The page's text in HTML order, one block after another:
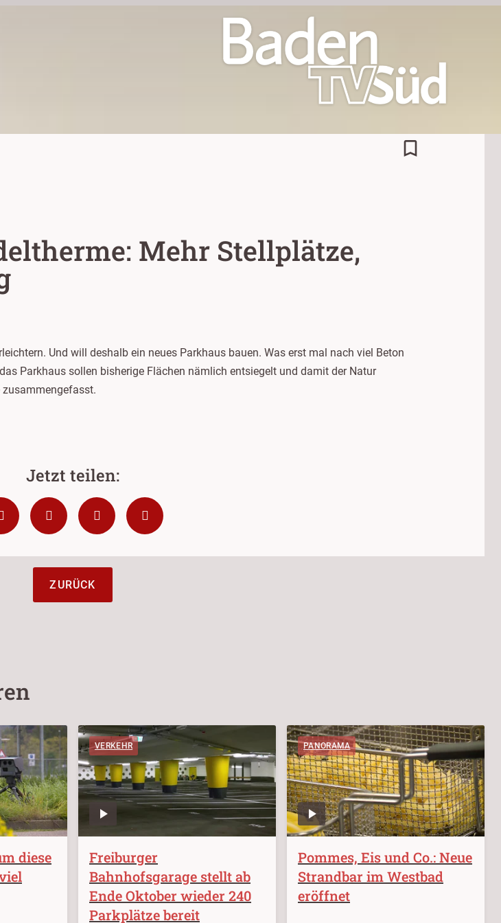
bookmark_border
Mehr Stellplätze,
Und will deshalb ein neues Parkhaus bauen. Was erst mal nach viel Beton
Parkhaus sollen bisherige Flächen nämlich entsiegelt und damit der Natur
zusammengefasst.
ZURÜCK
diese
VERKEHR
Freiburger
Bahnhofsgarage stellt ab
Ende Oktober wieder 240
Parkplätze bereit
PANORAMA
Pommes, Eis und Co.: Neue
Strandbar im Westbad
eröffnet